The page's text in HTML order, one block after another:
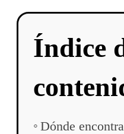
Índice
Dónde